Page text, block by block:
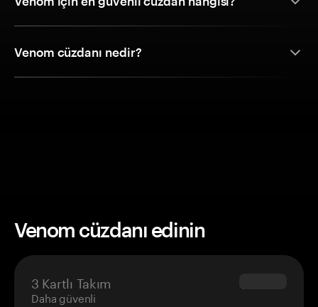
Venom cüzdanı nedir?
Venom cüzdanı edinin
3 Kartlı Takım
Daha güvenli
$69.90